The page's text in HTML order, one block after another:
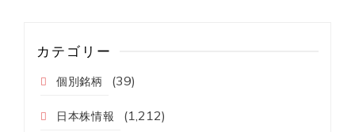
カテゴリー
個別銘柄 (39)
日本株情報 (1,212)